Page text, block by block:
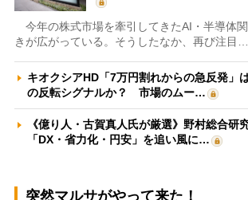
今年の株式市場を牽引してきたAI・半導体
きが広がっている。そうしたなか、再び注目…
キオクシアHD「7万円割れからの急反発」
の反転シグナルか？ 市場のムー…
《億り人・古賀真人氏が厳選》野村総合研
「DX・省力化・円安」を追い風に…
突然マルサがやって来た！